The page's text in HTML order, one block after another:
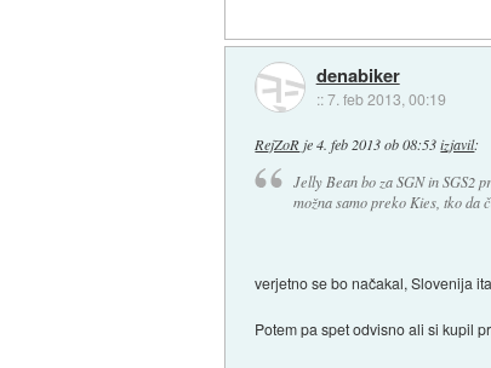
denabiker
::7. feb 2013, 00:19
RejZoRje4. feb 2013 ob 08:53 izjavil:
Jelly Bean bo za SGN in SGS2
možna samo preko Kies, tko da
verjetno se bo načakal, Slovenija
Potem pa spet odvisno ali si kupil